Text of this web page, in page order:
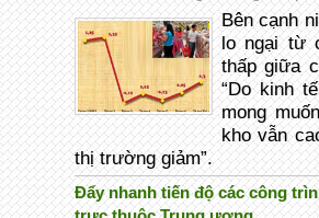
Bên cạnh
lo ngại từ
thấp giữa
“Do kinh
mong
kho vẫn
thị trường giảm”.
Đẩy nhanh tiến độ các công